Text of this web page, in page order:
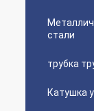
стали
трубка
Катушка